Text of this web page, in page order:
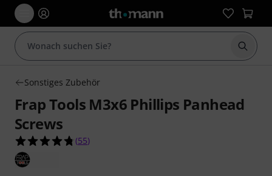
Suche
Sonstiges Zubehör
Frap Tools M3x6 Phillips Panhead
Screws
4.7 von 5 Sternen aus 55 Kundenbewertungen
(55)